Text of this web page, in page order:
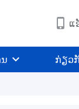
ແ
ກ່ຽວ
ເຂົ້າສູ່ຊີວິດ | ຄັດຕ